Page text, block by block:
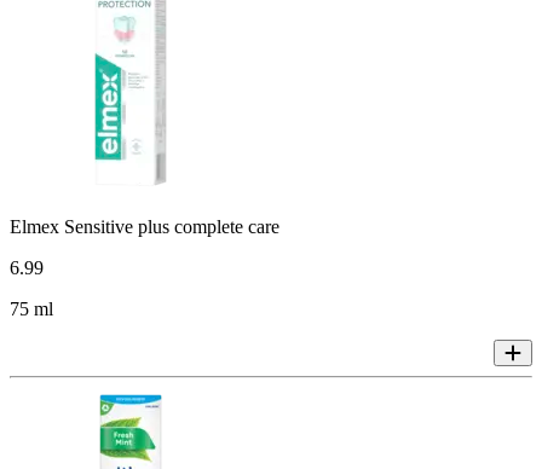
Elmex Sensitive plus complete care
6.99
75 ml